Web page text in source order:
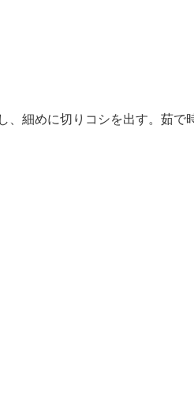
、細めに切りコシを出す。茹で